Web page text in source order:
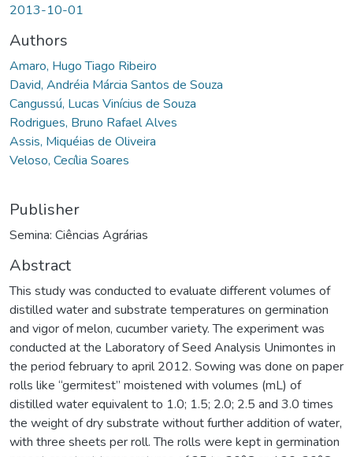
2013-10-01
Authors
Amaro, Hugo Tiago Ribeiro
David, Andréia Márcia Santos de Souza
Cangussú, Lucas Vinícius de Souza
Rodrigues, Bruno Rafael Alves
Assis, Miquéias de Oliveira
Veloso, Cecília Soares
Publisher
Semina: Ciências Agrárias
Abstract
This study was conducted to evaluate different volumes of
distilled water and substrate temperatures on germination
and vigor of melon, cucumber variety. The experiment was
conducted at the Laboratory of Seed Analysis Unimontes in
the period february to april 2012. Sowing was done on paper
rolls like “germitest” moistened with volumes (mL) of
distilled water equivalent to 1.0; 1.5; 2.0; 2.5 and 3.0 times
the weight of dry substrate without further addition of water,
with three sheets per roll. The rolls were kept in germination